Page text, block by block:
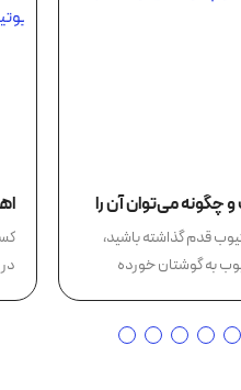
چگونه می‌توان آن را
قدم گذاشته باشید،
به گوشتان خورده